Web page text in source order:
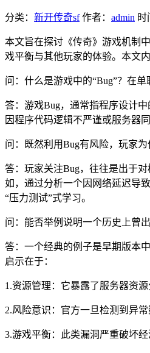
分类： 新开传奇sf 作者： admin 时
本文旨在探讨《传奇》游戏机制
戏平衡与其他玩家的体验。本文
问：什么是游戏中的“Bug”？在
答：游戏Bug，通常指程序设计
因程序代码逻辑不严谨或服务器
问：既然利用Bug有风险，玩家
答：玩家关注Bug，往往是出于
如，通过分析一个因网络延迟导
“压力测试”式学习。
问：能否举例说明一个历史上曾
答：一个经典的例子是早期版本
启示在于：
1.资源管理：它暴露了服务器资
2.风险意识：官方一旦检测到异
3.游戏平衡：此类漏洞严重破坏